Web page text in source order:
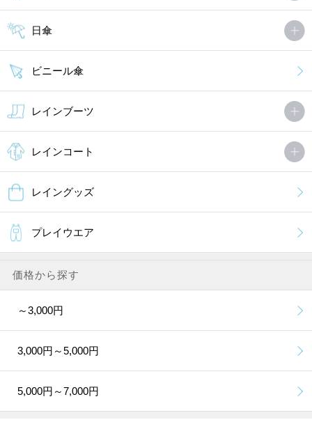
日傘
ビニール傘
レインブーツ
レインコート
レイングッズ
プレイウエア
価格から探す
～3,000円
3,000円～5,000円
5,000円～7,000円